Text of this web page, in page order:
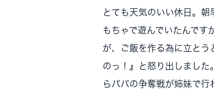
とても天気のいい休日。
もちゃで遊んでいたんで
が、ご飯を作る為に立とう
のっ！』と怒り出しました
らパパの争奪戦が姉妹で